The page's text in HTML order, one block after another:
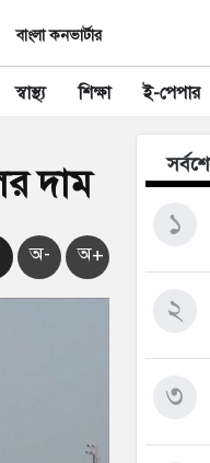
বাংলা কনভার্টার
স্বাস্থ্য শিক্ষা ই-পেপার
দাম
অ- অ+
১
২
৩